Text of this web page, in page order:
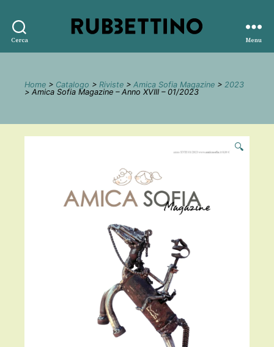
Cerca
editore
Menu
Home > Catalogo > Riviste > Amica Sofia Magazine > 2023
> Amica Sofia Magazine – Anno XVIII – 01/2023
🔍